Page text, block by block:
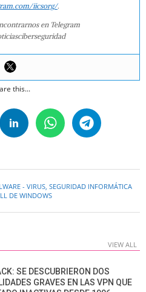
iicsorg/.
en Telegram
this...
- VIRUS, SEGURIDAD INFORMÁTICA
DE WINDOWS
VIEW ALL
SE DESCUBRIERON DOS
GRAVES EN LAS VPN QUE